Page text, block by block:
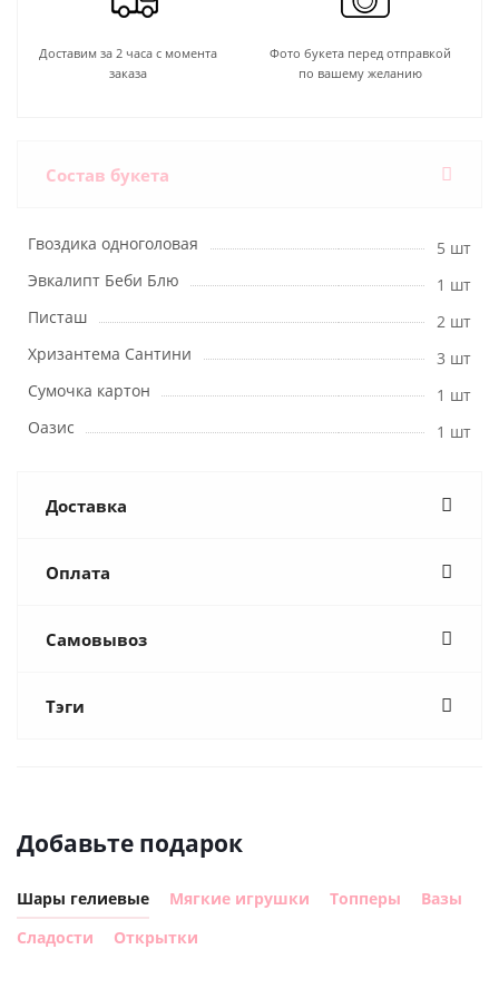
Доставим за 2 часа с момента
заказа
Фото букета перед отправкой
по вашему желанию
Состав букета
Гвоздика одноголовая
5 шт
Эвкалипт Беби Блю
1 шт
Писташ
2 шт
Хризантема Сантини
3 шт
Сумочка картон
1 шт
Оазис
1 шт
Доставка
Оплата
Самовывоз
Тэги
Добавьте подарок
Шары гелиевые Мягкие игрушки Топперы
Вазы
Сладости
Открытки